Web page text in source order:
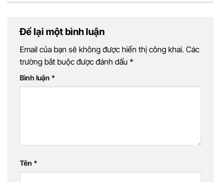
Để lại một bình luận
Email của bạn sẽ không được hiển thị công khai. Các
trường bắt buộc được đánh dấu *
Bình luận *
Tên *